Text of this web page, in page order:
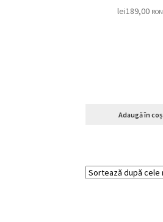
COLORAT !
lei189,00 RON
Adaugă în coș